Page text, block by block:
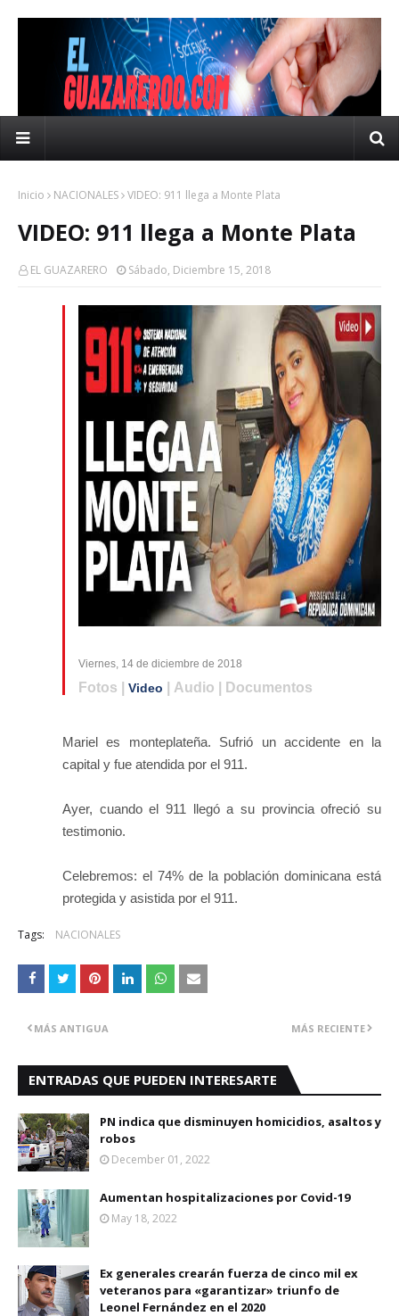
Inicio NACIONALES VIDEO: 911 llega a Monte Plata
VIDEO: 911 llega a Monte Plata
EL GUAZARERO Sábado, Diciembre 15, 2018
Viernes, 14 de diciembre de 2018
Fotos | Video | Audio | Documentos
Mariel es monteplateña. Sufrió un accidente en la
capital y fue atendida por el 911.
Ayer, cuando el 911 llegó a su provincia ofreció su
testimonio.
Celebremos: el 74% de la población dominicana está
protegida y asistida por el 911.
Tags: NACIONALES
MÁS RECIENTE
MÁS ANTIGUA
ENTRADAS QUE PUEDEN INTERESARTE
PN indica que disminuyen homicidios, asaltos y
robos
December 01, 2022
Aumentan hospitalizaciones por Covid-19
May 18, 2022
Ex generales crearán fuerza de cinco mil ex
veteranos para «garantizar» triunfo de
Leonel Fernández en el 2020